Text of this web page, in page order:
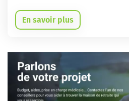
En savoir plus